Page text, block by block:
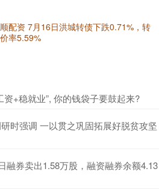
配资 7月16日洪城转债下跌0.71%，转
率5.59%
+稳就业”, 你的钱袋子要鼓起来?
时强调 一以贯之巩固拓展好脱贫攻坚
融券卖出1.58万股，融资融券余额4.13